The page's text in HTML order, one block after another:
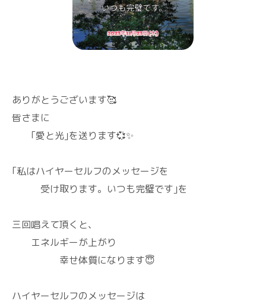
ありがとうございます🥰
皆さまに
｢愛と光｣を送ります💞✨
｢私はハイヤーセルフのメッセージを
受け取ります。いつも完璧です｣を
三回唱えて頂くと、
エネルギーが上がり
幸せ体質になります😇
ハイヤーセルフのメッセージは